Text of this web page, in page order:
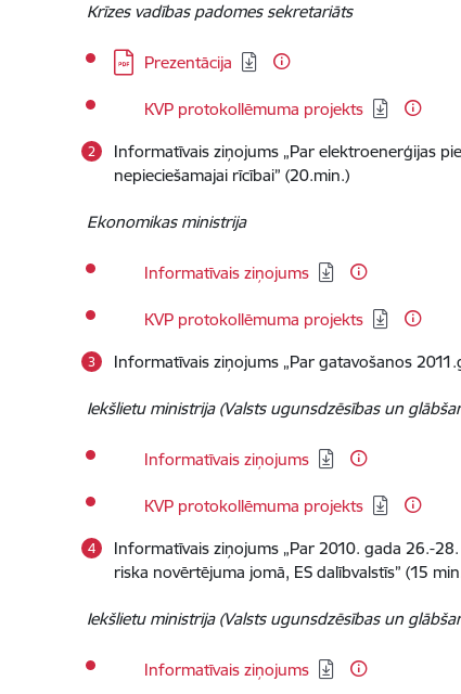
Krīzes vadības padomes sekretariāts
Lejupielādēt:
Prezentācija
Lejupielādēt:
KVP protokollēmuma projekts
Informatīvais ziņojums „Par elektroenerģijas
nepieciešamajai rīcībai” (20.min.)
Ekonomikas ministrija
Lejupielādēt:
Informatīvais ziņojums
Lejupielādēt:
KVP protokollēmuma projekts
Informatīvais ziņojums „Par gatavošanos
Iekšlietu ministrija (Valsts ugunsdzēsības un
Lejupielādēt:
Informatīvais ziņojums
Lejupielādēt:
KVP protokollēmuma projekts
Informatīvais ziņojums „Par 2010. gada 26.-
riska novērtējuma jomā, ES dalībvalstīs” (15
Iekšlietu ministrija (Valsts ugunsdzēsības un
Lejupielādēt:
Informatīvais ziņojums